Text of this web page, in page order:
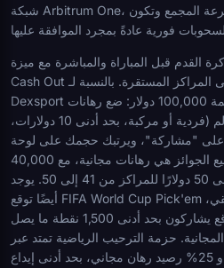
شبكة Arbitrum One، لذا تتم تسوية الودائع بسرعة المجمع وتكون
القدم قبل المباراة والمباشرة مع ميزة
Cash Out المتاحة على المراكز المستقرة. بالنسبة لـ FIFA 2026، يدير
Dexsport تحدي لوحة المتصدرين بقيمة 100,000 دولار: ضع رهانات
مؤهلة على مباريات كأس العالم (فردية أو مركبة، بحد أدنى 10 دولارات،
النقر على "مشاركة"، ويرتبك حجمك على لوحة
متصدرين لأفضل 50 لاعبًا. جميع الجوائز هي رهانات مجانية، مع 40,000
دولار للمركز الأول تتناقص إلى 50 دولارًا للمراكز من 41 إلى 50. يوجد
أيضًا توقع FIFA World Cup Pick'em مجاني لا يتطلب رهانًا بمال حقيقي،
حيث يتقاسم أفضل 100 متوقع يشاركون بحد أدنى 1,500 نقطة ما يصل
المجانية. حزمة الترحيب الرياضية تمتد عبر
ثلاثة ودائع بنسبة 15% و 20% و 25% رصيد رهان مجاني، بحد أدنى إيداع